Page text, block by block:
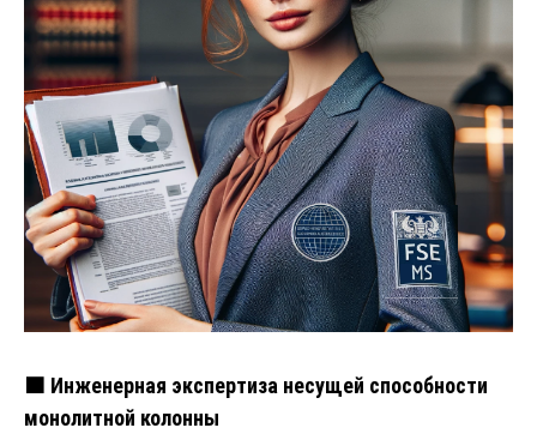
🟧 Инженерная экспертиза несущей способности
монолитной колонны